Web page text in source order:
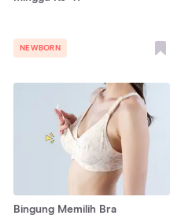
NEWBORN
Bingung Memilih Bra